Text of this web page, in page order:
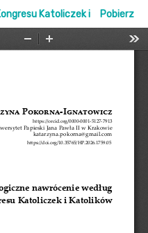
Katoliczek i
Pobierz